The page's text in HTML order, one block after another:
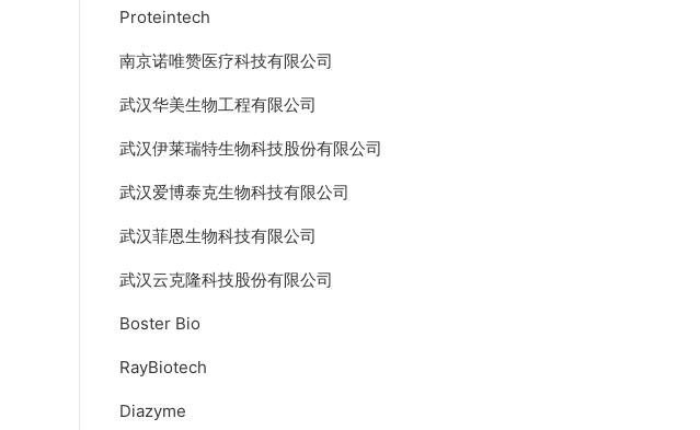
Proteintech
南京诺唯赞医疗科技有限公司
武汉华美生物工程有限公司
武汉伊莱瑞特生物科技股份有限公司
武汉爱博泰克生物科技有限公司
武汉菲恩生物科技有限公司
武汉云克隆科技股份有限公司
Boster Bio
RayBiotech
Diazyme